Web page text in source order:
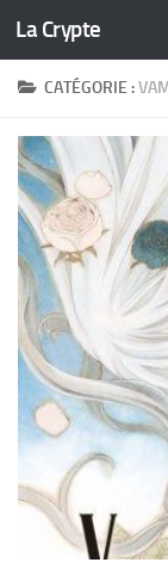
Skip to content
La Crypte
CATÉGORIE :